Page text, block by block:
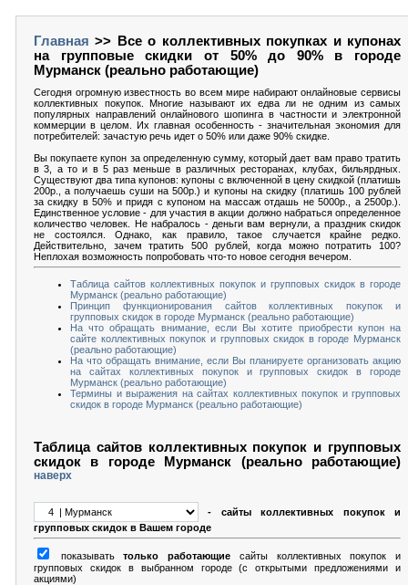
Главная >> Все о коллективных покупках и купонах
на групповые скидки от 50% до 90% в городе
Мурманск (реально работающие)
Сегодня огромную известность во всем мире набирают онлайновые сервисы
коллективных покупок. Многие называют их едва ли не одним из самых
популярных направлений онлайнового шопинга в частности и электронной
коммерции в целом. Их главная особенность - значительная экономия для
потребителей: зачастую речь идет о 50% или даже 90% скидке.
Вы покупаете купон за определенную сумму, который дает вам право тратить
в 3, а то и в 5 раз меньше в различных ресторанах, клубах, бильярдных.
Существуют два типа купонов: купоны с включенной в цену скидкой (платишь
200р., а получаешь суши на 500р.) и купоны на скидку (платишь 100 рублей
за скидку в 50% и придя с купоном на массаж отдашь не 5000р., а 2500р.).
Единственное условие - для участия в акции должно набраться определенное
количество человек. Не набралось - деньги вам вернули, а праздник скидок
не состоялся. Однако, как правило, такое случается крайне редко.
Действительно, зачем тратить 500 рублей, когда можно потратить 100?
Неплохая возможность попробовать что-то новое сегодня вечером.
Таблица сайтов коллективных покупок и групповых скидок в городе
Мурманск (реально работающие)
Принцип функционирования сайтов коллективных покупок и
групповых скидок в городе Мурманск (реально работающие)
На что обращать внимание, если Вы хотите приобрести купон на
сайте коллективных покупок и групповых скидок в городе Мурманск
(реально работающие)
На что обращать внимание, если Вы планируете организовать акцию
на сайтах коллективных покупок и групповых скидок в городе
Мурманск (реально работающие)
Термины и выражения на сайтах коллективных покупок и групповых
скидок в городе Мурманск (реально работающие)
Таблица сайтов коллективных покупок и групповых
скидок в городе Мурманск (реально работающие)
наверх
- сайты коллективных покупок и
групповых скидок в Вашем городе
показыватьтолько работающие сайты коллективных покупок и
групповых скидок в выбранном городе (с открытыми предложениями и
акциями)